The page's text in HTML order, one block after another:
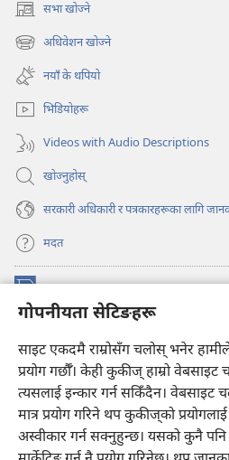
गोपनीयता सेटिङहरू
साइट एकदमै राम्रोसँग चलोस् भनेर
प्रयोग गर्छौँ। केही कुकीज्‌ हाम्रो
त्यसलाई इन्कार गर्न सकिँदैन। वेबसाइट
मात्र प्रयोग गरिने थप कुकीज्‌को
अस्वीकार गर्न सक्नुहुन्छ। यसको कुनै पनि
सभा खोज्ने
(ब्राउजरको
अर्को
ट्याबमा
नयाँ
पृष्ठ
खुल्नेछ)
अधिवेशन खोज्ने
(ब्राउजरको
अर्को
ट्याबमा
नयाँ
पृष्ठ
खुल्नेछ)
नयाँ के थपियो
भिडियोहरू
Videos with Audio Descriptions
खोज्नुहोस्‌
सरकारी अधिकारी र पत्रकारहरूका लागि
मदत
अर्को
नयाँ
पृष्ठ
प्रहरीधरहरा अनलाइन लाइब्रेरी
(ब्राउजरको
अर्को
नयाँ
पृष्ठ
खुल्नेछ)
JW Hub ®
(ब्राउजरको
अर्को
ट्याबमा
नयाँ
JW लाइब्रेरी एप